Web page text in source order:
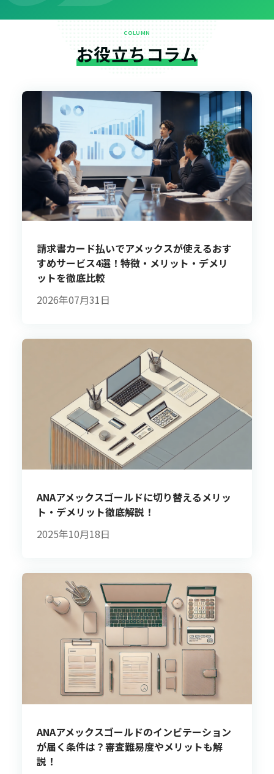
COLUMN
お役立ちコラム
請求書カード払いでアメックスが使えるおす
すめサービス4選！特徴・メリット・デメリ
ットを徹底比較
2026年07月31日
ANAアメックスゴールドに切り替えるメリッ
ト・デメリット徹底解説！
2025年10月18日
ANAアメックスゴールドのインビテーション
が届く条件は？審査難易度やメリットも解
説！